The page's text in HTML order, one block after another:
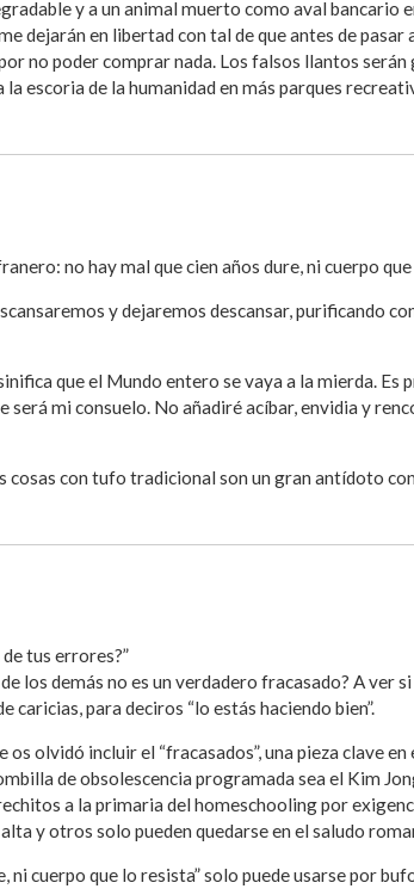
y a un animal muerto como aval bancario
dejarán en libertad con tal de que antes de pasar
no poder comprar nada. Los falsos llantos
escoria de la humanidad en más parques
no hay mal que cien años dure, ni cuerpo
y dejaremos descansar, purificando
que el Mundo entero se vaya a la mierda.
será mi consuelo. No añadiré acíbar, envidia y
cosas con tufo tradicional son un gran antídoto
tus errores?”
los demás no es un verdadero fracasado? A ver
para deciros “lo estás haciendo bien”.
olvidó incluir el “fracasados”, una pieza clave
de obsolescencia programada sea el Kim
a la primaria del homeschooling por
y otros solo pueden quedarse en el saludo
ni cuerpo que lo resista” solo puede usarse por